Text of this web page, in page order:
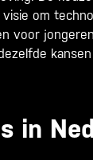
visie om
voor
in